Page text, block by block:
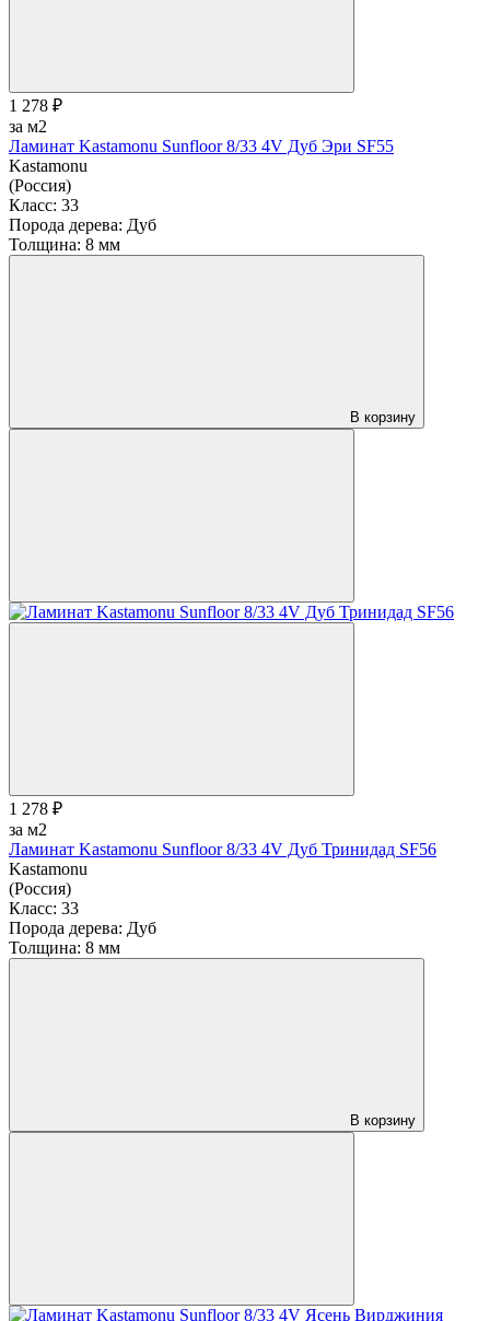
1 278 ₽
за м2
Ламинат Kastamonu Sunfloor 8/33 4V Дуб Эри SF55
Kastamonu
(Россия)
Класс: 33
Порода дерева: Дуб
Толщина: 8 мм
В корзину
1 278 ₽
за м2
Ламинат Kastamonu Sunfloor 8/33 4V Дуб Тринидад SF56
Kastamonu
(Россия)
Класс: 33
Порода дерева: Дуб
Толщина: 8 мм
В корзину